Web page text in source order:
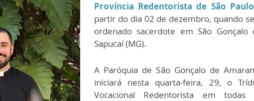
Província Redentorista de São Paulo
partir do dia 02 de dezembro, quando
ordenado sacerdote em São Gonçalo
Sapucaí (MG).
A Paróquia de São Gonçalo de
iniciará nesta quarta-feira, 29, o
Vocacional Redentorista em todas